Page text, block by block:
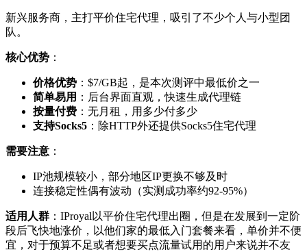
新兴服务商，主打平价住宅代理，吸引了不少个人与小型团
队。
核心优势 ：
价格优势 ：$7/GB起，是本次测评中最低价之一
简单易用 ：后台界面直观，快速生成代理链
按量付费 ：无月租，用多少付多少
支持Socks5 ：除HTTP外还提供Socks5住宅代理
需要注意 ：
IP池规模较小，部分地区IP更换不够及时
连接稳定性偶有波动（实测成功率约92-95%）
适用人群 ：IProyal以平价住宅代理出圈，但是在发展到一定阶
段后飞快地涨价，以他们家的最低入门套餐来看，单价并不便
宜，对于预算不足或者想要买点流量试用的用户来说并不友